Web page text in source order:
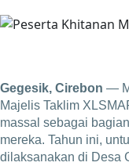
Gegesik, Cirebon —
Majelis Taklim
massal sebagai
mereka. Tahun ini,
dilaksanakan di Desa